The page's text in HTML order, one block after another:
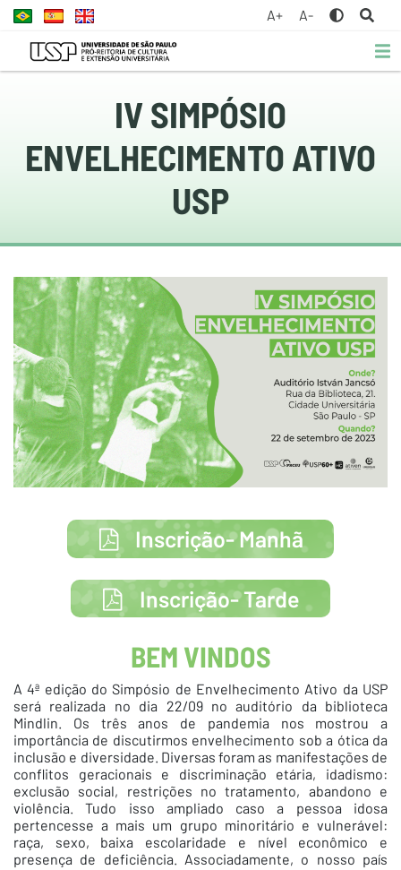
A+ A-
IV SIMPÓSIO
ENVELHECIMENTO ATIVO
USP
Inscrição- Manhã
Inscrição- Tarde
BEM VINDOS
A 4ª edição do Simpósio de Envelhecimento Ativo da USP
será realizada no dia 22/09 no auditório da biblioteca
Mindlin. Os três anos de pandemia nos mostrou a
importância de discutirmos envelhecimento sob a ótica da
inclusão e diversidade. Diversas foram as manifestações de
conflitos geracionais e discriminação etária, idadismo:
exclusão social, restrições no tratamento, abandono e
violência. Tudo isso ampliado caso a pessoa idosa
pertencesse a mais um grupo minoritário e vulnerável:
raça, sexo, baixa escolaridade e nível econômico e
presença de deficiência. Associadamente, o nosso país